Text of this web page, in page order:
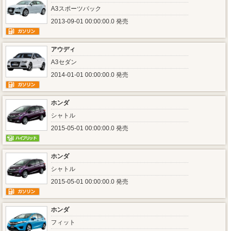
A3スポーツバック
2013-09-01 00:00:00.0 発売
アウディ
A3セダン
2014-01-01 00:00:00.0 発売
ホンダ
シャトル
2015-05-01 00:00:00.0 発売
ホンダ
シャトル
2015-05-01 00:00:00.0 発売
ホンダ
フィット